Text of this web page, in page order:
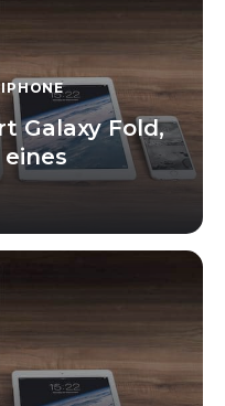
IPHONE
Galaxy Fold,